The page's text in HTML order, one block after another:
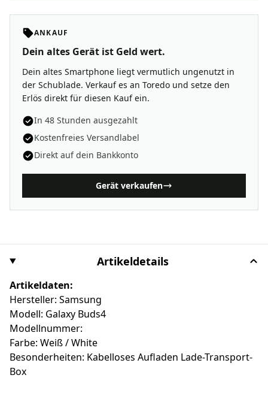
ANKAUF
Dein altes Gerät ist Geld wert.
Dein altes Smartphone liegt vermutlich ungenutzt in
der Schublade. Verkauf es an Toredo und setze den
Erlös direkt für diesen Kauf ein.
In 48 Stunden ausgezahlt
Kostenfreies Versandlabel
Direkt auf dein Bankkonto
Gerät verkaufen
Artikeldetails
Artikeldaten:
Hersteller: Samsung
Modell: Galaxy Buds4
Modellnummer:
Farbe: Weiß / White
Besonderheiten: Kabelloses Aufladen Lade-Transport-
Box